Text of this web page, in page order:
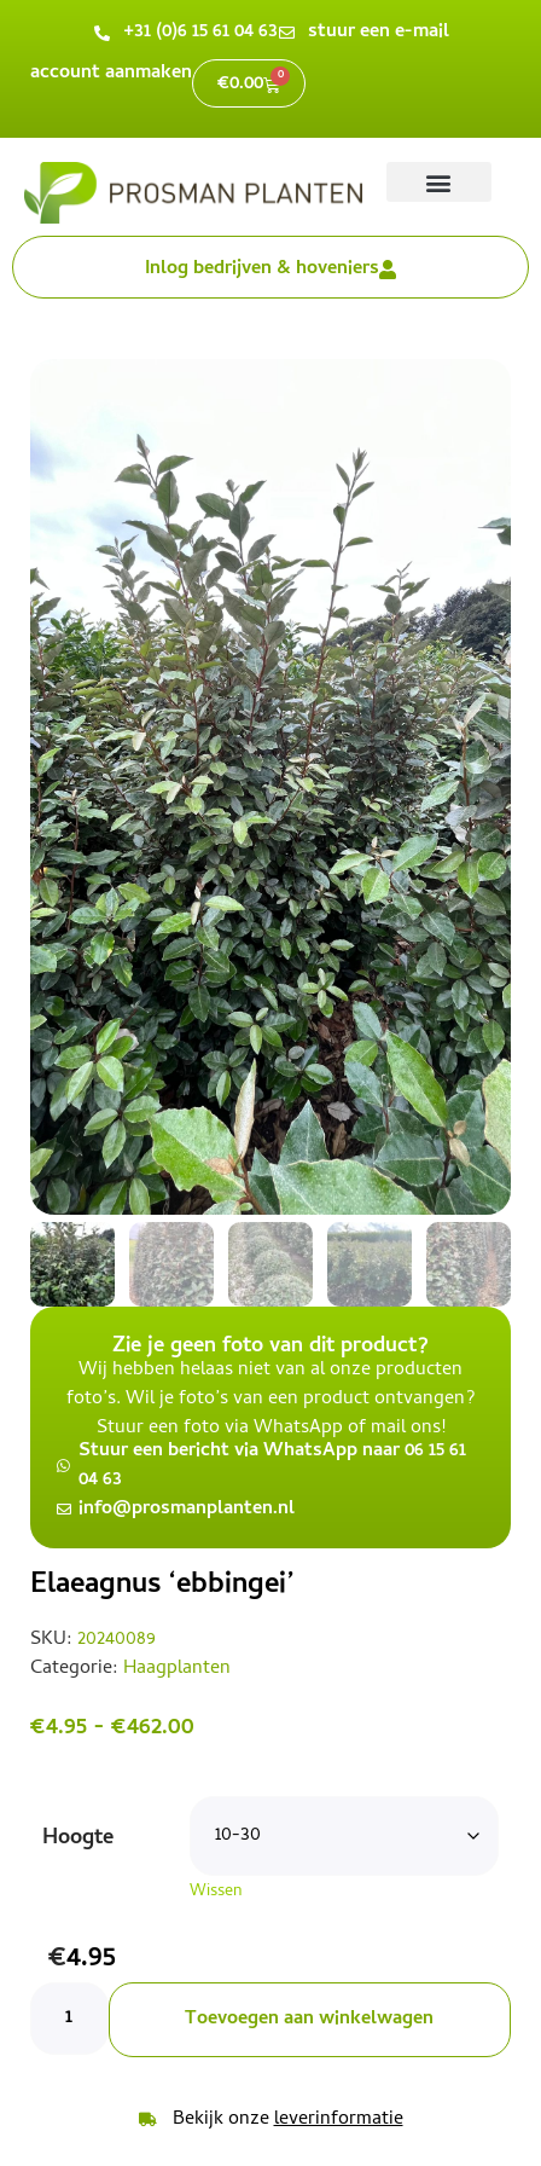
+31 (0)6 15 61 04 63
stuur een e-mail
account aanmaken
€0.00 0
Inlog bedrijven & hoveniers
Zie je geen foto van dit product?
Wij hebben helaas niet van al onze producten
foto’s. Wil je foto’s van een product ontvangen?
Stuur een foto via WhatsApp of mail ons!
Stuur een bericht via WhatsApp naar 06 15 61
04 63
info@prosmanplanten.nl
Elaeagnus ‘ebbingei’
SKU: 20240089
Categorie: Haagplanten
€4.95- €462.00
Hoogte
Wissen
€4.95
Toevoegen aan winkelwagen
Bekijk onzeleverinformatie